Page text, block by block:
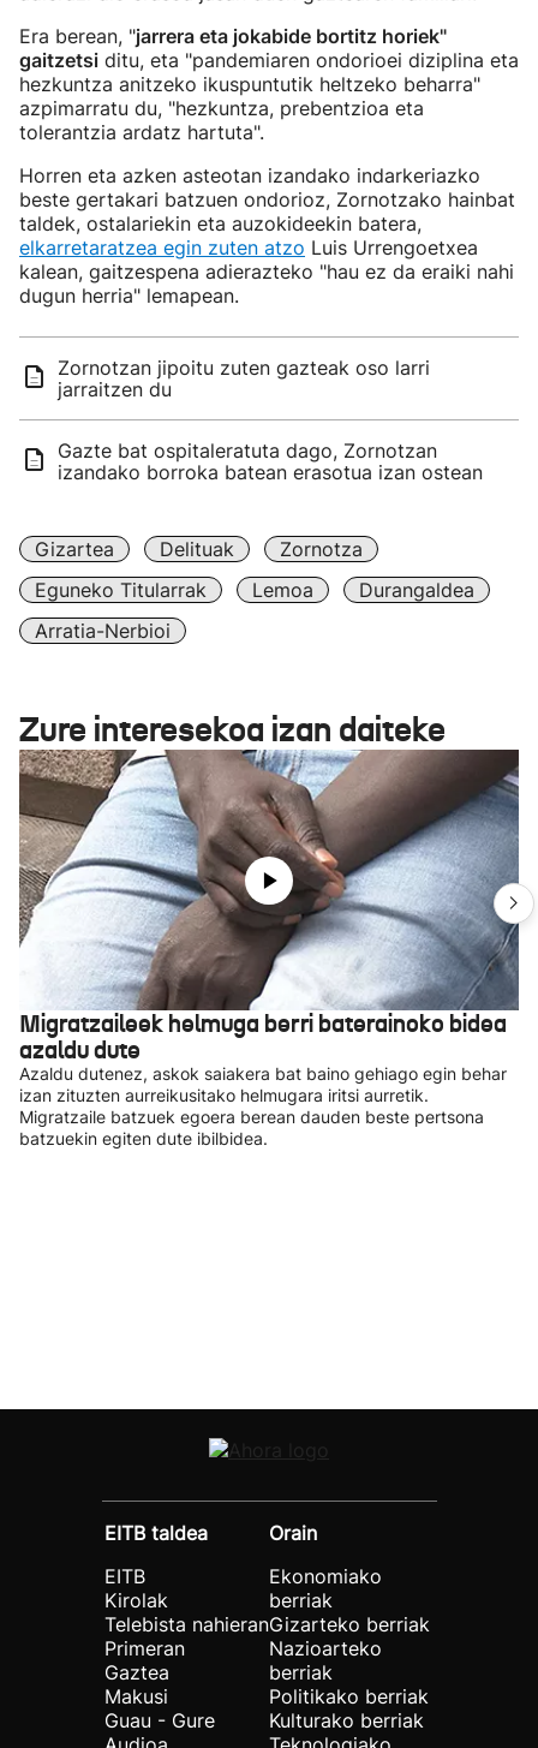
Era berean, "jarrera eta jokabide bortitz horiek"
gaitzetsi ditu, eta "pandemiaren ondorioei diziplina eta
hezkuntza anitzeko ikuspuntutik heltzeko beharra"
azpimarratu du, "hezkuntza, prebentzioa eta
tolerantzia ardatz hartuta".
Horren eta azken asteotan izandako indarkeriazko
beste gertakari batzuen ondorioz, Zornotzako hainbat
taldek, ostalariekin eta auzokideekin batera,
elkarretaratzea egin zuten atzo Luis Urrengoetxea
kalean, gaitzespena adierazteko "hau ez da eraiki nahi
dugun herria" lemapean.
Zornotzan jipoitu zuten gazteak oso larri
jarraitzen du
Gazte bat ospitaleratuta dago, Zornotzan
izandako borroka batean erasotua izan ostean
Gizartea Delituak
Zornotza
Eguneko Titularrak
Lemoa
Durangaldea
Arratia-Nerbioi
Zure interesekoa izan daiteke
Migratzaileek helmuga berri baterainoko bidea
azaldu dute
Azaldu dutenez, askok saiakera bat baino gehiago egin behar
izan zituzten aurreikusitako helmugara iritsi aurretik.
Migratzaile batzuek egoera berean dauden beste pertsona
batzuekin egiten dute ibilbidea.
EITB taldea
EITB
Kirolak
Telebista nahieran
Primeran
Gaztea
Makusi
Guau - Gure
Orain
Ekonomiako
berriak
Gizarteko berriak
Nazioarteko
berriak
Politikako berriak
Kulturako berriak